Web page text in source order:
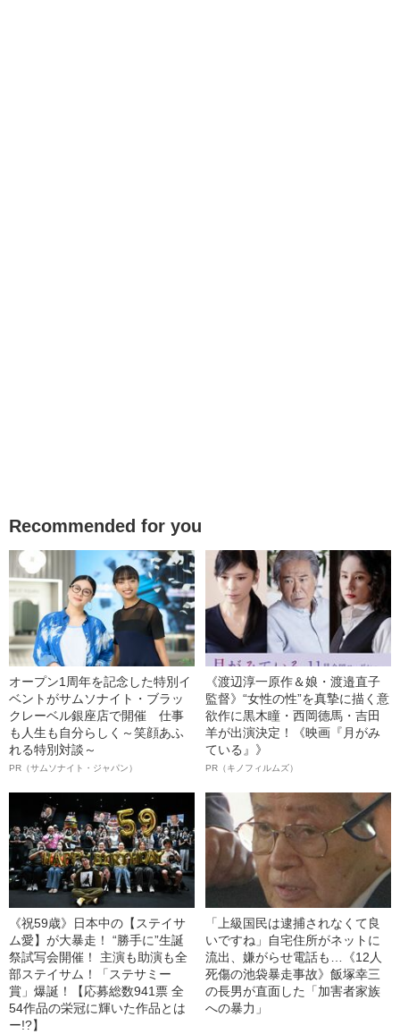
Recommended for you
オープン1周年を記念した特別イ
ベントがサムソナイト・ブラッ
クレーベル銀座店で開催 仕事
も人生も自分らしく～笑顔あふ
れる特別対談～
PR（サムソナイト・ジャパン）
《渡辺淳一原作＆娘・渡邉直子
監督》“女性の性”を真摯に描く意
欲作に黒木瞳・西岡德馬・吉田
羊が出演決定！《映画『月がみ
ている』》
PR（キノフィルムズ）
《祝59歳》日本中の【ステイサ
ム愛】が大暴走！ “勝手に”生誕
祭試写会開催！ 主演も助演も全
部ステイサム！「ステサミー
賞」爆誕！【応募総数941票 全
54作品の栄冠に輝いた作品とは
ー!?】
「上級国民は逮捕されなくて良
いですね」自宅住所がネットに
流出、嫌がらせ電話も…《12人
死傷の池袋暴走事故》飯塚幸三
の長男が直面した「加害者家族
への暴力」